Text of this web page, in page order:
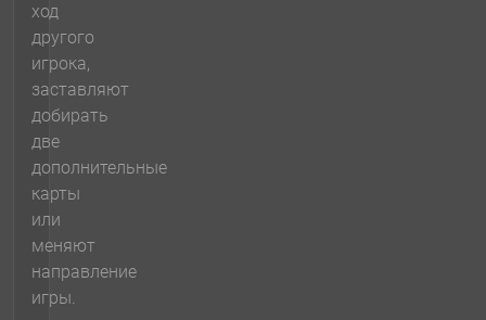
ход
другого
игрока,
заставляют
добирать
две
дополнительные
карты
или
меняют
направление
игры.